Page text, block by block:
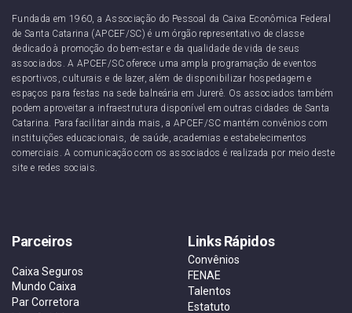
Fundada em 1960, a Associação do Pessoal da Caixa Econômica Federal
de Santa Catarina (APCEF/SC) é um órgão representativo de classe
dedicado à promoção do bem-estar e da qualidade de vida de seus
associados. A APCEF/SC oferece uma ampla programação de eventos
esportivos, culturais e de lazer, além de disponibilizar hospedagem e
espaços para festas na sede balneária em Jurerê. Os associados também
podem aproveitar a infraestrutura disponível em outras cidades de Santa
Catarina. Para facilitar ainda mais, a APCEF/SC mantém convênios com
instituições educacionais, de saúde, academias e estabelecimentos
comerciais. A comunicação com os associados é realizada por meio deste
site e redes sociais.
Parceiros
Caixa Seguros
Mundo Caixa
Par Corretora
Links Rápidos
Convênios
FENAE
Talentos
Estatuto